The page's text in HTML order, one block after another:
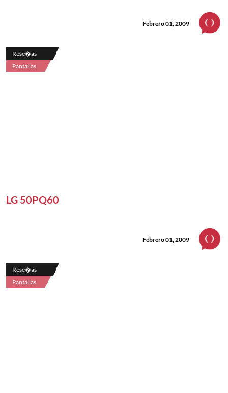
Febrero 01, 2009
Rese�as
Pantallas
LG 50PQ60
Febrero 01, 2009
Rese�as
Pantallas